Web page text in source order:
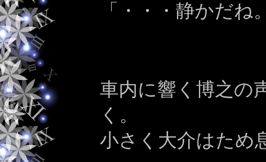
「・・・静かだね
車内に響く博之の
く。
小さく大介はため